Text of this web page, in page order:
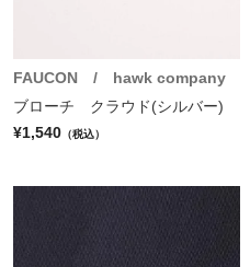
FAUCON / hawk company
ブローチ クラウド(シルバー)
¥1,540 （税込）